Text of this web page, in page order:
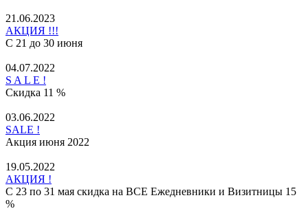
21.06.2023
АКЦИЯ !!!
С 21 до 30 июня
04.07.2022
S A L E !
Скидка 11 %
03.06.2022
SALE !
Акция июня 2022
19.05.2022
АКЦИЯ !
С 23 по 31 мая скидка на ВСЕ Ежедневники и Визитницы 15
%